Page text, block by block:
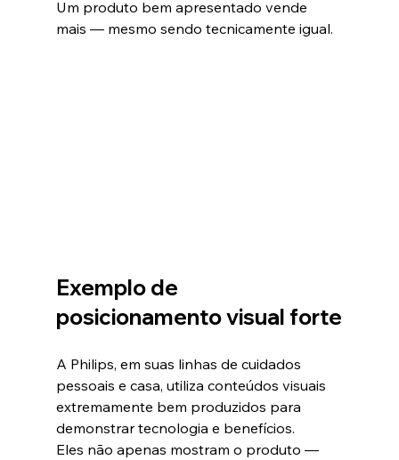
Um produto bem apresentado vende
mais — mesmo sendo tecnicamente igual.
Exemplo de
posicionamento visual forte
A Philips, em suas linhas de cuidados
pessoais e casa, utiliza conteúdos visuais
extremamente bem produzidos para
demonstrar tecnologia e benefícios.
Eles não apenas mostram o produto —